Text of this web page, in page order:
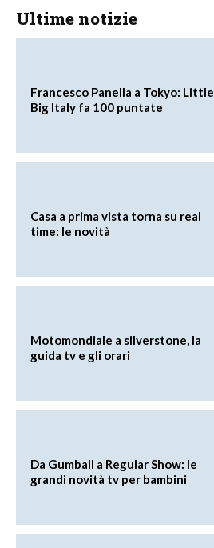
Ultime notizie
Francesco Panella a Tokyo: Little
Big Italy fa 100 puntate
Casa a prima vista torna su real
time: le novità
Motomondiale a silverstone, la
guida tv e gli orari
Da Gumball a Regular Show: le
grandi novità tv per bambini